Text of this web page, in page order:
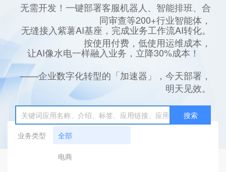
无需开发！一键部署客服机器人、智能排班、合
同审查等200+行业智能体，
无缝接入紫薯AI基座，完成业务工作流AI转化。
按使用付费，低使用运维成本，
让AI像水电一样融入业务，立降30%成本！
——企业数字化转型的「加速器」，今天部署，
明天见效。
搜索
业务类型
全部
电商